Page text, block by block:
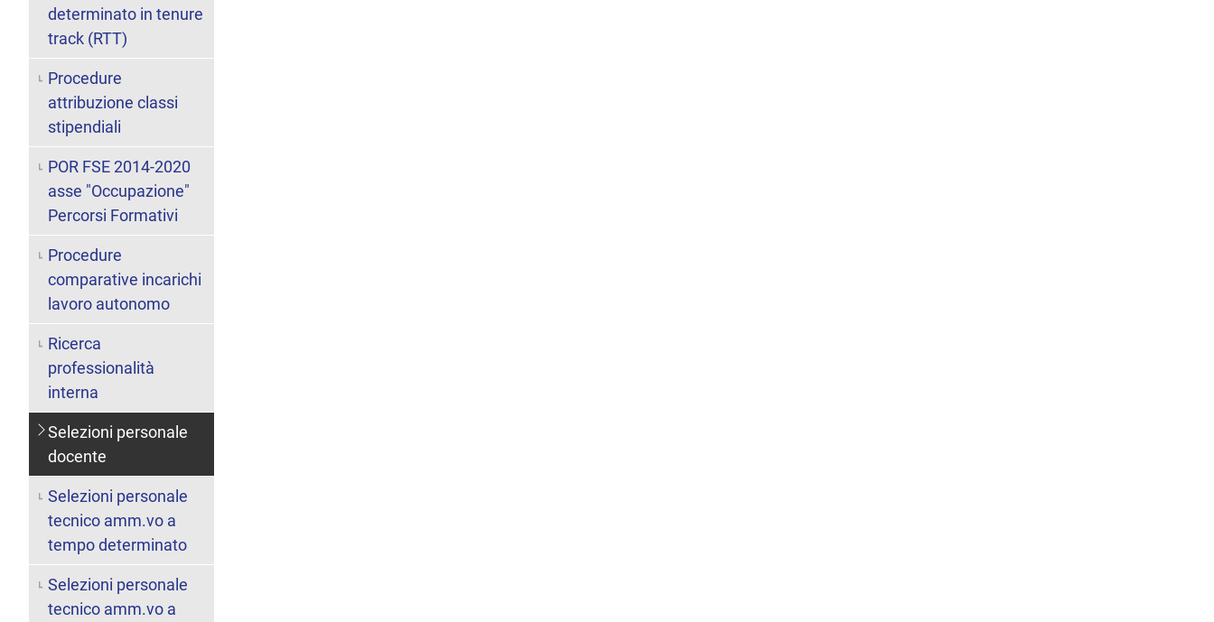
determinato in tenure
track (RTT)
Procedure
attribuzione classi
stipendiali
POR FSE 2014-2020
asse "Occupazione"
Percorsi Formativi
Procedure
comparative incarichi
lavoro autonomo
Ricerca
professionalità
interna
Selezioni personale
docente
Selezioni personale
tecnico amm.vo a
tempo determinato
Selezioni personale
tecnico amm.vo a